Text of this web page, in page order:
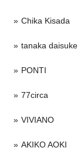
Chika Kisada
tanaka daisuke
PONTI
77circa
VIVIANO
AKIKO AOKI